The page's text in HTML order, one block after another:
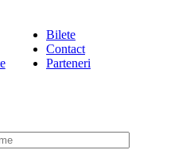
Bilete
Contact
Parteneri